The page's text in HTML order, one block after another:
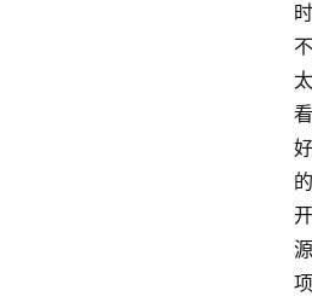
时
不
太
看
好
的
开
源
项